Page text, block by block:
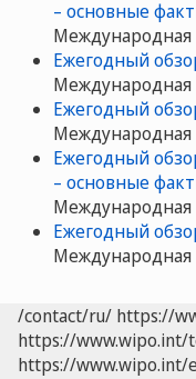
– основные
Международная
Ежегодный
Международная
Ежегодный
Международная
Ежегодный
– основные
Международная
Ежегодный
Международная
/contact/ru/ https://
https://www.wipo.int/
https://